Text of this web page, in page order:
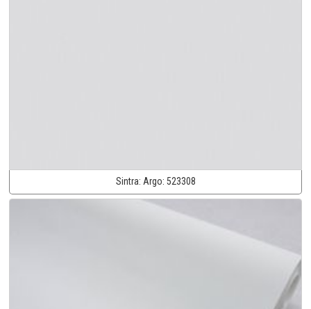
Sintra: Argo: 523308